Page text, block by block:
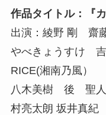
作品タイトル：『
出演：綾野 剛
やべきょうすけ
RICE(湘南乃風）
八木美樹 後 聖
村亮太朗 坂井真